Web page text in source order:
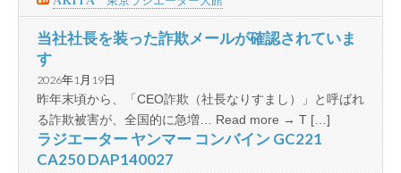
当社社長を装った詐欺メールが確認されていま
す
2026年1月19日
昨年末頃から、「CEO詐欺（社長なりすまし）」と呼ばれ
る詐欺被害が、全国的に急増… Read more → T […]
ラジエーター ヤンマー コンバイン GC221
CA250 DAP140027